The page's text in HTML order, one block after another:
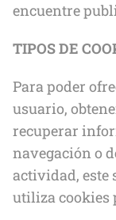
encuentre
TIPOS DE
Para poder
usuario,
recuperar
navegación o
actividad,
utiliza cookies